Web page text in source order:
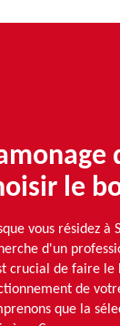
le
vous résidez à
d'un
crucial de faire le
de
que la